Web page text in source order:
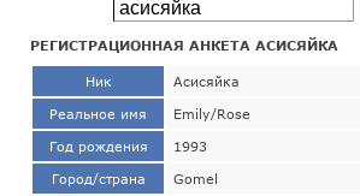
РЕГИСТРАЦИОННАЯ АНКЕТА АСИСЯЙКА
Ник Асисяйка
Реальное имя Emily/Rose
Год рождения 1993
Город/страна Gomel